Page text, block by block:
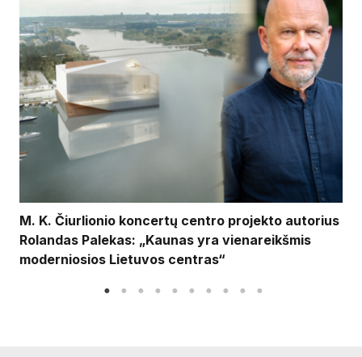
M. K. Čiurlionio koncertų centro projekto autorius
Rolandas Palekas: „Kaunas yra vienareikšmis
moderniosios Lietuvos centras“